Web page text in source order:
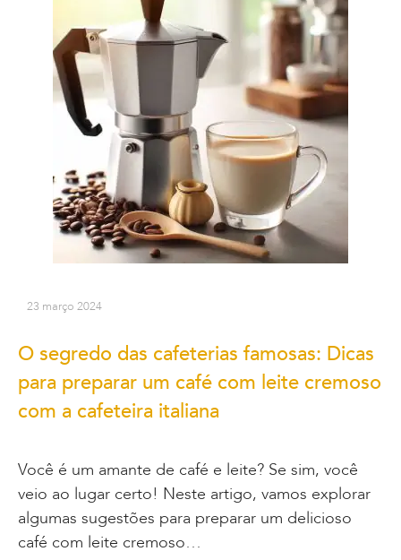
23 março 2024
O segredo das cafeterias famosas: Dicas
para preparar um café com leite cremoso
com a cafeteira italiana
Você é um amante de café e leite? Se sim, você
veio ao lugar certo! Neste artigo, vamos explorar
algumas sugestões para preparar um delicioso
café com leite cremoso…